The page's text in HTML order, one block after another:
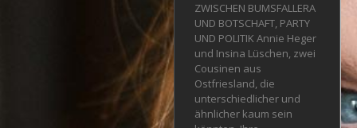
ZWISCHEN BUMSFALLERA
UND BOTSCHAFT, PARTY
UND POLITIK Annie Heger
und Insina Lüschen, zwei
Cousinen aus
Ostfriesland, die
unterschiedlicher und
ähnlicher kaum sein